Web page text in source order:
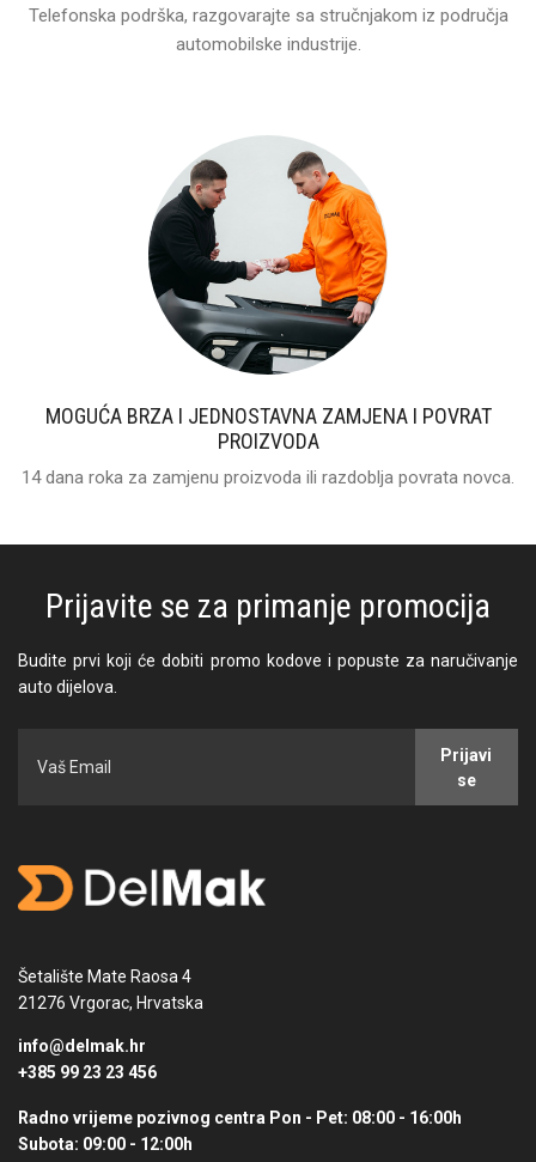
Telefonska podrška, razgovarajte sa stručnjakom iz područja
automobilske industrije.
MOGUĆA BRZA I JEDNOSTAVNA ZAMJENA I POVRAT
PROIZVODA
14 dana roka za zamjenu proizvoda ili razdoblja povrata novca.
Prijavite se za primanje promocija
Budite prvi koji će dobiti promo kodove i popuste za naručivanje
auto dijelova.
Prijavi
se
Šetalište Mate Raosa 4
21276 Vrgorac, Hrvatska
info@delmak.hr
+385 99 23 23 456
Radno vrijeme pozivnog centra Pon - Pet: 08:00 - 16:00h
Subota: 09:00 - 12:00h